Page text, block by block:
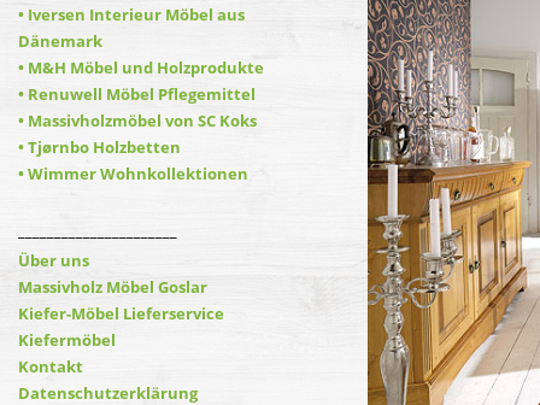
• Iversen Interieur Möbel aus
Dänemark
• M&H Möbel und Holzprodukte
• Renuwell Möbel Pflegemittel
• Massivholzmöbel von SC Koks
• Tjørnbo Holzbetten
• Wimmer Wohnkollektionen
Über uns
Massivholz Möbel Goslar
Kiefer-Möbel Lieferservice
Kiefermöbel
Kontakt
Datenschutzerklärung